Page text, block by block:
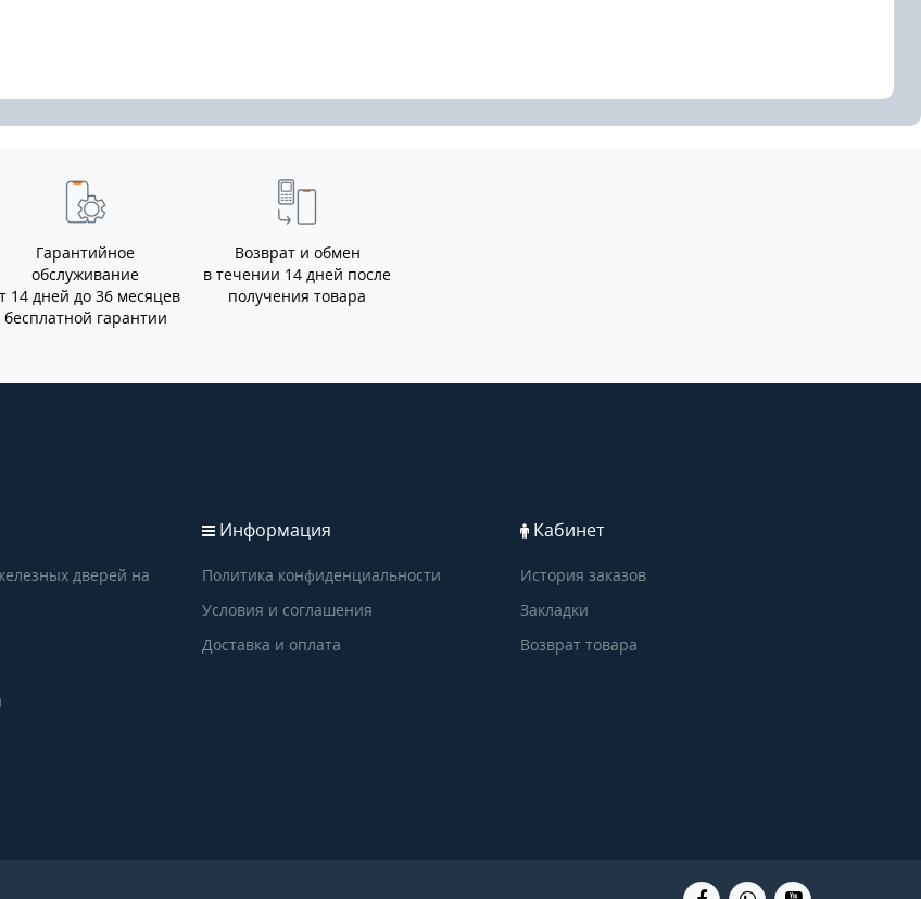
Гарантийное
обслуживание
14 дней до 36 месяцев
бесплатной гарантии
Возврат и обмен
в течении 14 дней после
получения товара
дверей на
Информация
Политика конфиденциальности
Условия и соглашения
Доставка и оплата
Кабинет
История заказов
Закладки
Возврат товара